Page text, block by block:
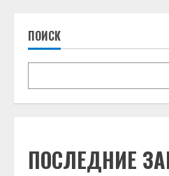
ПОИСК
ПОСЛЕДНИЕ